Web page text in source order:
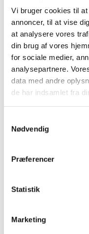
Vi bruger cookies til
annoncer, til at vise
at analysere vores
din brug af vores
for sociale medier,
analysepartnere.
data med andre
de har indsamlet fra
Nødvendig
Præferencer
Statistik
Marketing
Du vil